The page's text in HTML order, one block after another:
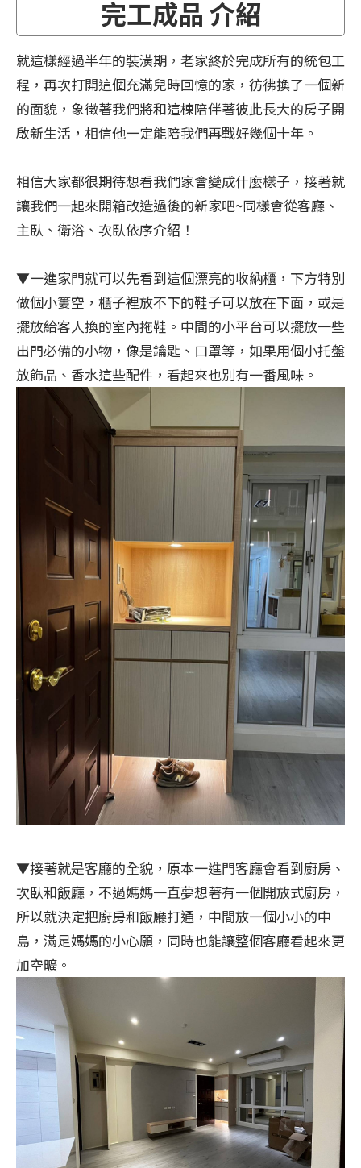
完工成品 介紹
就這樣經過半年的裝潢期，老家終於完成所有的統包工
程，再次打開這個充滿兒時回憶的家，彷彿換了一個新
的面貌，象徵著我們將和這棟陪伴著彼此長大的房子開
啟新生活，相信他一定能陪我們再戰好幾個十年。
相信大家都很期待想看我們家會變成什麼樣子，接著就
讓我們一起來開箱改造過後的新家吧~同樣會從客廳、
主臥、衛浴、次臥依序介紹！
▼一進家門就可以先看到這個漂亮的收納櫃，下方特別
做個小簍空，櫃子裡放不下的鞋子可以放在下面，或是
擺放給客人換的室內拖鞋。中間的小平台可以擺放一些
出門必備的小物，像是鑰匙、口罩等，如果用個小托盤
放飾品、香水這些配件，看起來也別有一番風味。
▼接著就是客廳的全貌，原本一進門客廳會看到廚房、
次臥和飯廳，不過媽媽一直夢想著有一個開放式廚房，
所以就決定把廚房和飯廳打通，中間放一個小小的中
島，滿足媽媽的小心願，同時也能讓整個客廳看起來更
加空曠。